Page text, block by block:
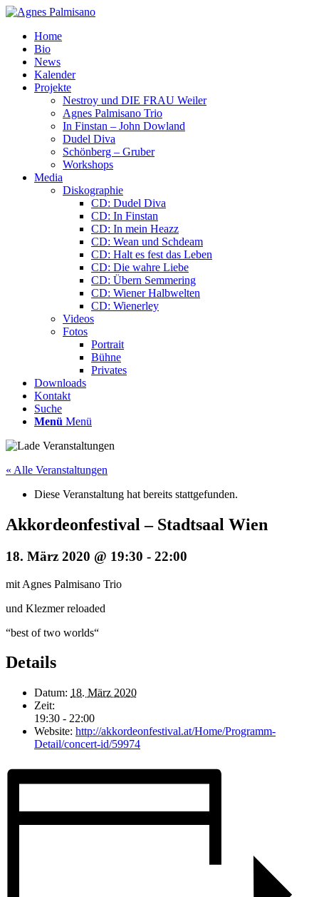
Home
Bio
News
Kalender
Projekte
Nestroy und DIE FRAU Weiler
Agnes Palmisano Trio
In Finstan – John Dowland
Dudel Diva
Schönberg – Gruber
Workshops
Media
Diskographie
CD: Dudel Diva
CD: In Finstan
CD: In mein Heazz
CD: Wean und Schdeam
CD: Halt es fest das Leben
CD: Die wahre Liebe
CD: Übern Semmering
CD: Wiener Halbwelten
CD: Wienerley
Videos
Fotos
Portrait
Bühne
Privates
Downloads
Kontakt
Suche
Menü Menü
« Alle Veranstaltungen
Diese Veranstaltung hat bereits stattgefunden.
Akkordeonfestival – Stadtsaal Wien
18. März 2020 @ 19:30 - 22:00
mit Agnes Palmisano Trio
und Klezmer reloaded
“best of two worlds“
Details
Datum: 18. März 2020
Zeit:
19:30 - 22:00
Website: http://akkordeonfestival.at/Home/Programm-
Detail/concert-id/59974